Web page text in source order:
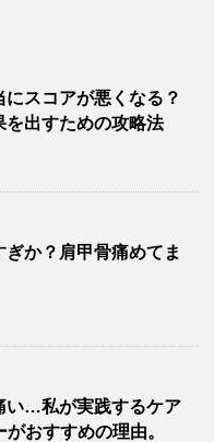
スコアが悪くなる？
を出すための攻略法
ぎか？肩甲骨痛めてま
い…私が実践するケア
おすすめの理由。